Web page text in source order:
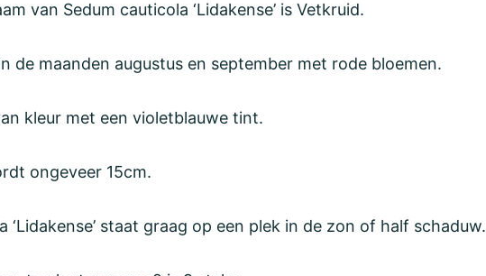
van Sedum cauticola ‘Lidakense’ is Vetkruid.
de maanden augustus en september met rode bloemen.
kleur met een violetblauwe tint.
ongeveer 15cm.
‘Lidakense’ staat graag op een plek in de zon of half schaduw.